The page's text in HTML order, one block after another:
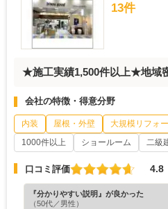
13件
★施工実績1,500件以上★地域
会社の特徴・得意分野
内装 屋根・外壁 大規模リフォ
1000件以上
ショールーム 二級
口コミ評価 4.8
『分かりやすい説明』が良かった
（50代／男性）